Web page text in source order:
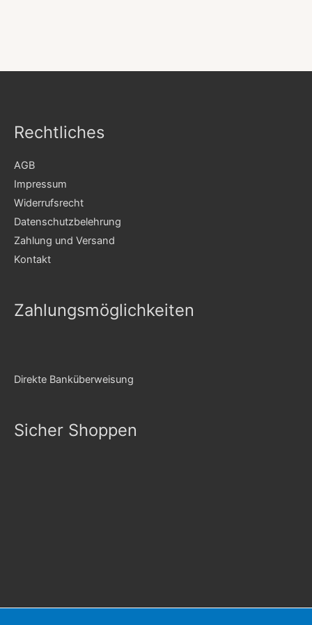
Rechtliches
AGB
Impressum
Widerrufsrecht
Datenschutzbelehrung
Zahlung und Versand
Kontakt
Zahlungsmöglichkeiten
Direkte Banküberweisung
Sicher Shoppen